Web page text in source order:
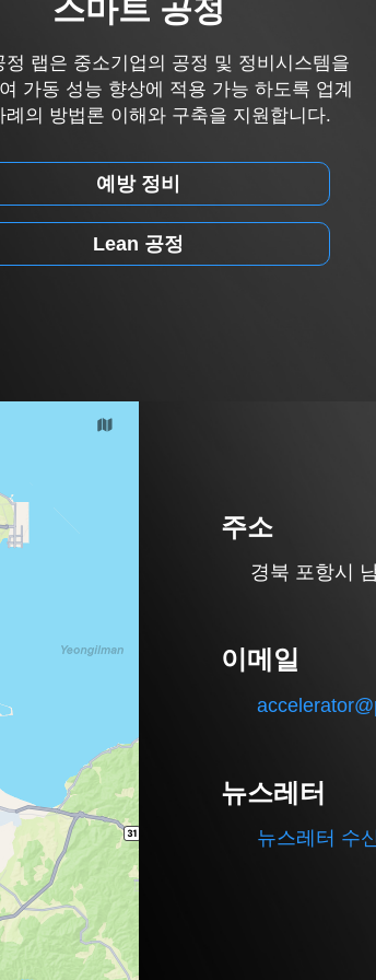
스마트 공정
정 랩은 중소기업의 공정 및 정비시스템을
가동 성능 향상에 적용 가능 하도록 업계
례의 방법론 이해와 구축을 지원합니다.
예방 정비
Lean 공정
주소
경북 포항시
이메일
뉴스레터
뉴스레터 수